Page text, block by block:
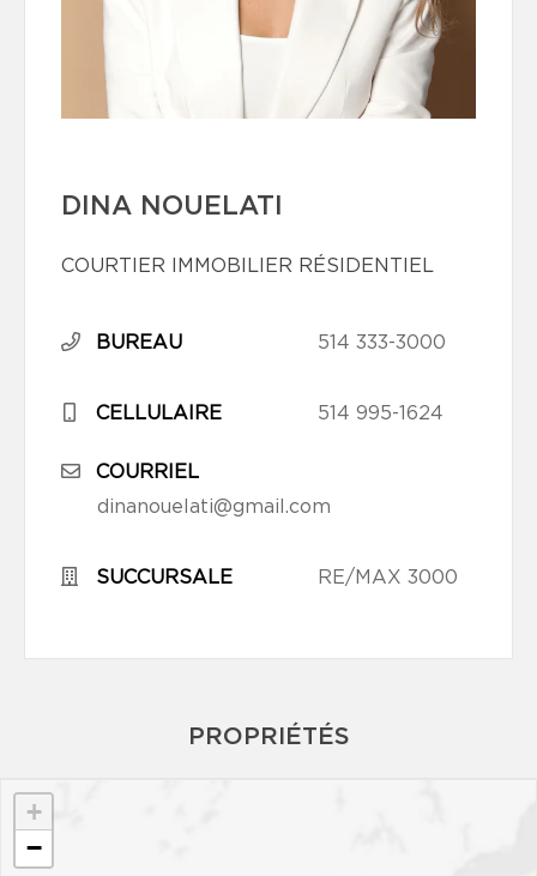
DINA NOUELATI
COURTIER IMMOBILIER RÉSIDENTIEL
BUREAU 514 333-3000
CELLULAIRE 514 995-1624
COURRIEL
dinanouelati@gmail.com
SUCCURSALE RE/MAX 3000
PROPRIÉTÉS
+
−